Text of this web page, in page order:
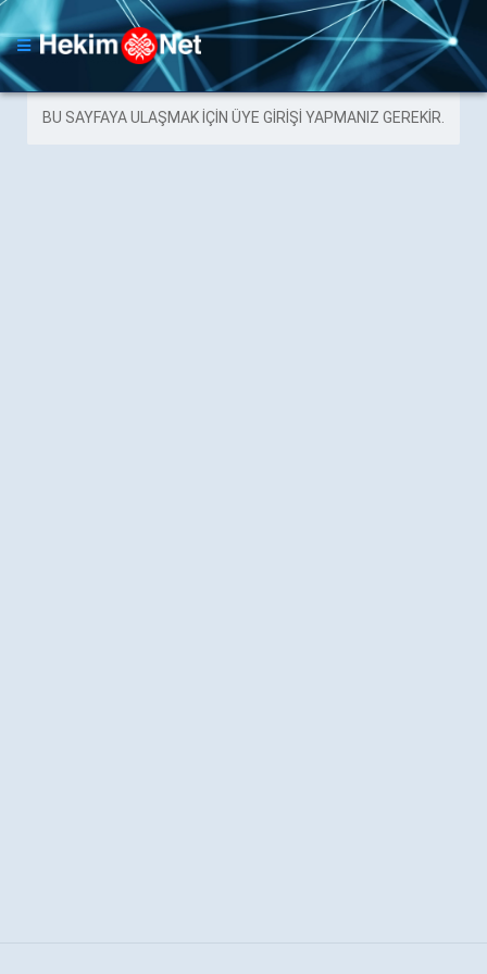
BU SAYFAYA ULAŞMAK IÇIN ÜYE GIRIŞI YAPMANIZ GEREKIR.